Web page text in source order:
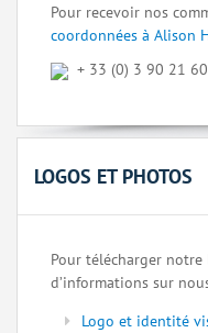
Pour recevoir nos
coordonnées à Alison
+ 33 (0) 3 90 21
LOGOS ET PHOTOS
Pour télécharger
d’informations sur
Logo et identité